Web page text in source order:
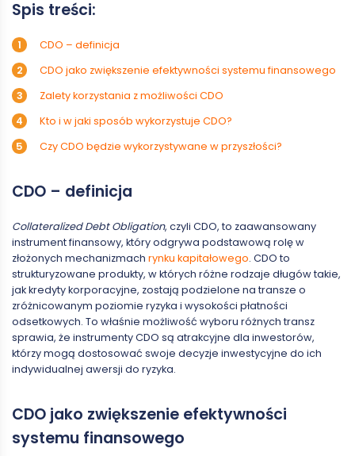
Spis treści:
CDO – definicja
CDO jako zwiększenie efektywności systemu finansowego
Zalety korzystania z możliwości CDO
Kto i w jaki sposób wykorzystuje CDO?
Czy CDO będzie wykorzystywane w przyszłości?
CDO – definicja
Collateralized Debt Obligation, czyli CDO, to zaawansowany
instrument finansowy, który odgrywa podstawową rolę w
złożonych mechanizmach rynku kapitałowego. CDO to
strukturyzowane produkty, w których różne rodzaje długów takie,
jak kredyty korporacyjne, zostają podzielone na transze o
zróżnicowanym poziomie ryzyka i wysokości płatności
odsetkowych. To właśnie możliwość wyboru różnych transz
sprawia, że instrumenty CDO są atrakcyjne dla inwestorów,
którzy mogą dostosować swoje decyzje inwestycyjne do ich
indywidualnej awersji do ryzyka.
CDO jako zwiększenie efektywności
systemu finansowego